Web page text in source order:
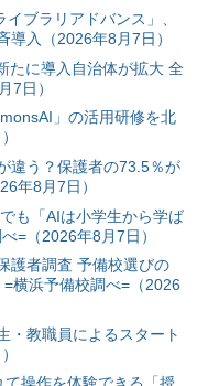
ブラリアドバンス」、
導入（2026年8月7日）
たに導入自治体が拡大 全
7日）
」の活用研修を北
違う？保護者の73.5％が
年8月7日）
も「AIは小学生から学ば
=（2026年8月7日）
護者調査 予備校選びの
横浜予備校調べ=（2026
・教職員によるスタート